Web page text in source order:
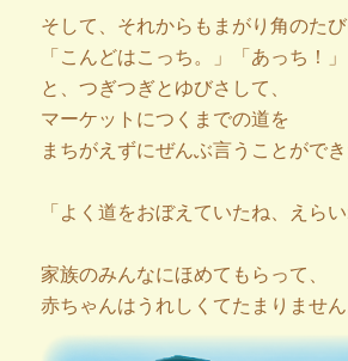
そして、それからもまがり角のたび
「こんどはこっち。」「あっち！」
と、つぎつぎとゆびさして、
マーケットにつくまでの道を
まちがえずにぜんぶ言うことができ
「よく道をおぼえていたね、えらい
家族のみんなにほめてもらって、
赤ちゃんはうれしくてたまりません